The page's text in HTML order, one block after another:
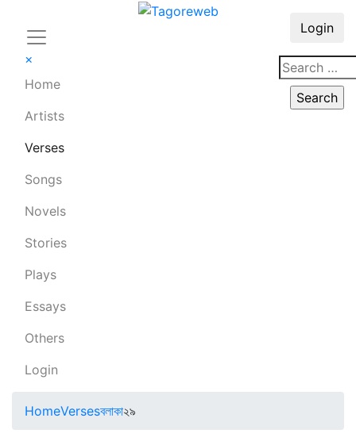
×
Home
Artists
Verses
Songs
Novels
Stories
Plays
Essays
Others
Login
Login
HomeVersesবলাকা২৯